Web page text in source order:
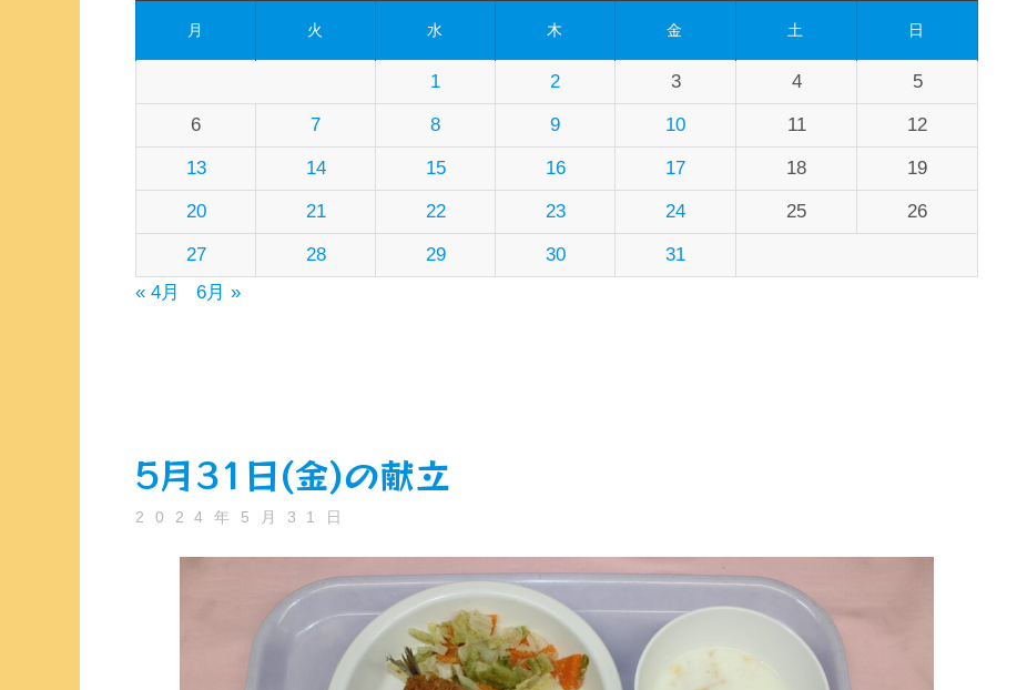
月 火 水 木 金 土 日
1 2 3 4 5
6 7 8 9 10 11 12
13 14 15 16 17 18 19
20 21 22 23 24 25 26
27 28 29 30
31
« 4月
6月 »
5月31日(金)の献立
2024年5月31日